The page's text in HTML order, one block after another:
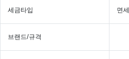
세금타입 면세
브랜드/규격